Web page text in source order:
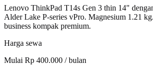
Lenovo ThinkPad T14s Gen 3 thin 14"
Alder Lake P-series vPro. Magnesium 1.21
business kompak premium.
Harga sewa
Mulai Rp 400.000 / bulan